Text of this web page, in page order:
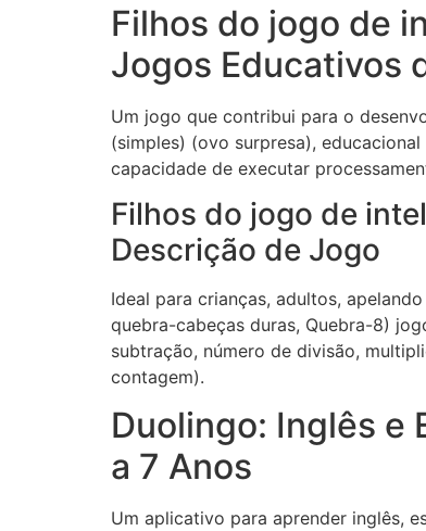
Filhos do jogo de
Jogos Educativos
Um jogo que contribui para o
(simples) (ovo surpresa),
capacidade de executar
Filhos do jogo de
Descrição de Jogo
Ideal para crianças, adultos,
quebra-cabeças duras, Quebra-8)
subtração, número de divisão,
contagem).
Duolingo: Inglês e
a 7 Anos
Um aplicativo para aprender inglês,